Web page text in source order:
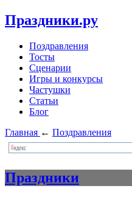
Праздники.ру
Поздравления
Тосты
Сценарии
Игры и конкурсы
Частушки
Статьи
Блог
Главная ← Поздравления
Праздники